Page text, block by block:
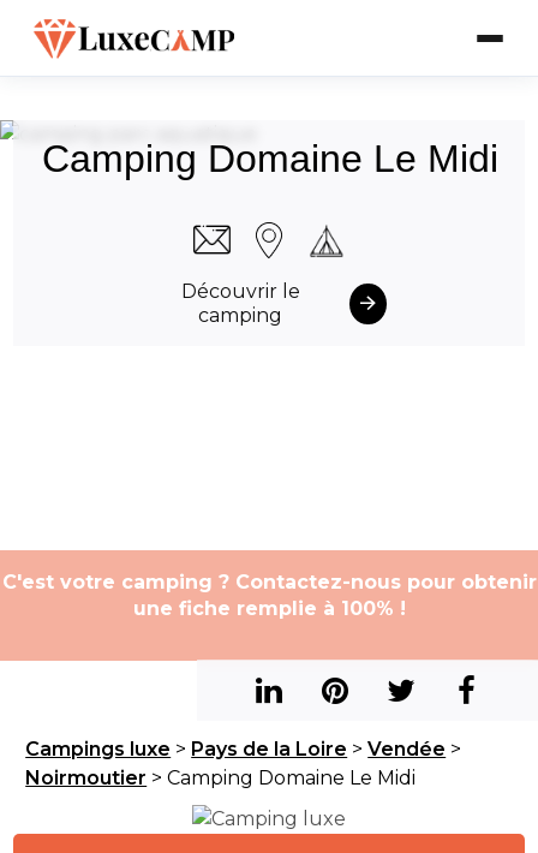
C'est votre camping ? Contactez-nous pour obtenir
une fiche remplie à 100% !
Camping Domaine Le Midi
Découvrir le
camping
Campings luxe > Pays de la Loire >Vendée >
Noirmoutier > Camping Domaine Le Midi